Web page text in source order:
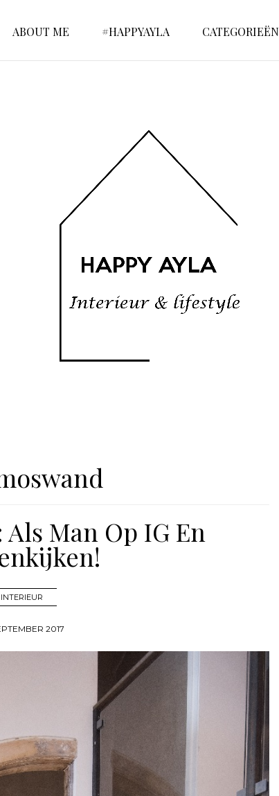
ABOUT ME #HAPPYAYLA CATEGORIEËN
Man Op IG En
INTERIEUR
2017